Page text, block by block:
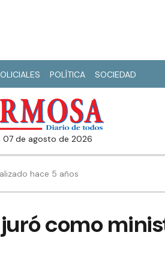
POLÍTICA SOCIEDAD
07 de agosto de 2026
hace 5 años
como